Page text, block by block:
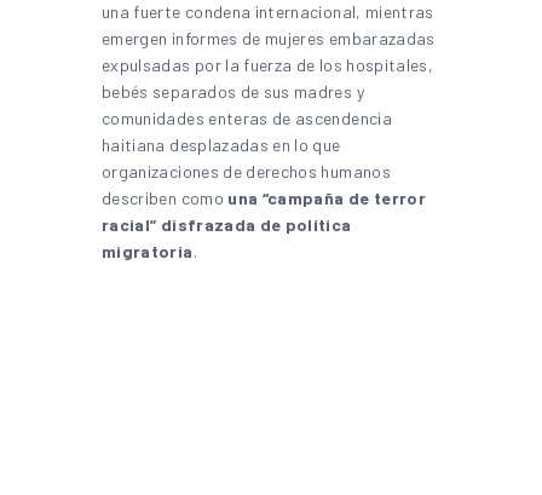
una fuerte condena internacional, mientras
emergen informes de mujeres embarazadas
expulsadas por la fuerza de los hospitales,
bebés separados de sus madres y
comunidades enteras de ascendencia
haitiana desplazadas en lo que
organizaciones de derechos humanos
describen como una “campaña de terror
racial” disfrazada de política
migratoria.